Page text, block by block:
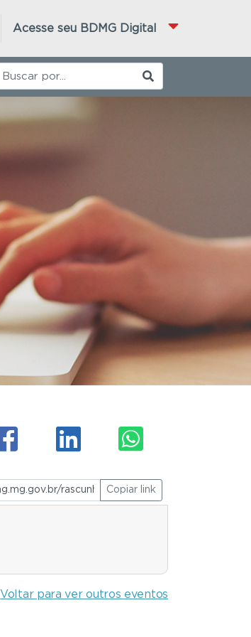
Acesse seu BDMG Digital
Copiar link
Voltar para ver outros eventos